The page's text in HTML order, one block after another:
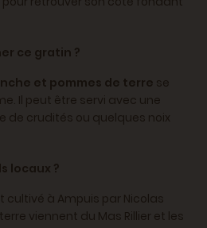
ce gratin ?
et pommes de terre se
Il peut être servi avec une
de crudités ou quelques noix
locaux ?
cultivé à Ampuis par Nicolas
viennent du Mas Rillier et les